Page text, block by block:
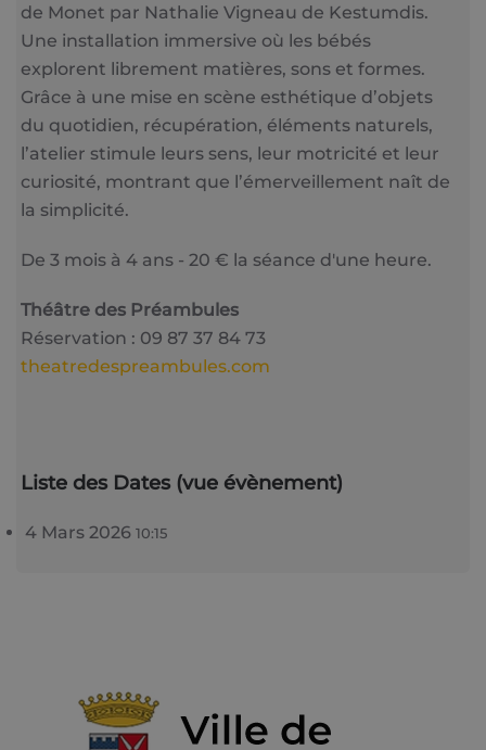
de Monet par Nathalie Vigneau de Kestumdis.
Une installation immersive où les bébés
explorent librement matières, sons et formes.
Grâce à une mise en scène esthétique d’objets
du quotidien, récupération, éléments naturels,
l’atelier stimule leurs sens, leur motricité et leur
curiosité, montrant que l’émerveillement naît de
la simplicité.
De 3 mois à 4 ans - 20 € la séance d'une heure.
Théâtre des Préambules
Réservation : 09 87 37 84 73
theatredespreambules.com
Liste des Dates (vue évènement)
4 Mars 202610:15